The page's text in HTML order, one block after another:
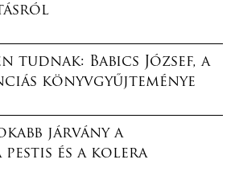
tudnak: Babics József, a
könyvgyűjteménye
járvány a
és a kolera